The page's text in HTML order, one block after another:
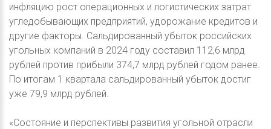
инфляцию рост операционных и логистических затрат
угледобывающих предприятий, удорожание кредитов и
другие факторы. Сальдированный убыток российских
угольных компаний в 2024 году составил 112,6 млрд
рублей против прибыли 374,7 млрд рублей годом ранее.
По итогам 1 квартала сальдированный убыток достиг
уже 79,9 млрд рублей.
«Состояние и перспективы развития угольной отрасли